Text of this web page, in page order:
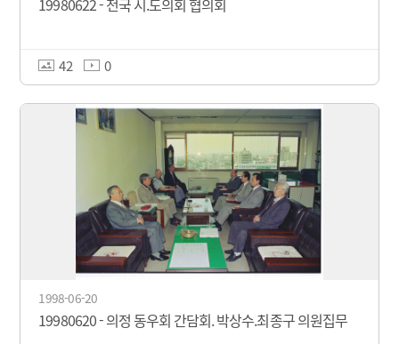
19980622 - 전국 시.도의회 협의회
42 0
1998-06-20
19980620 - 의정 동우회 간담회. 박상수.최종구 의원집무